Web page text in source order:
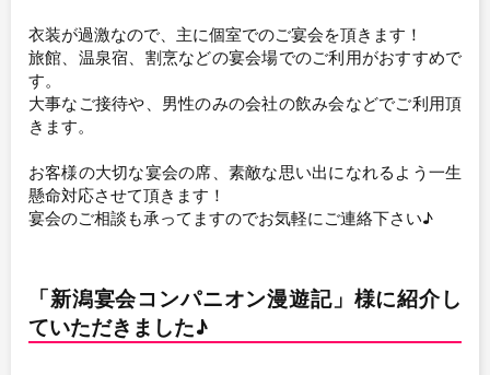
衣装が過激なので、主に個室でのご宴会を頂きます！
旅館、温泉宿、割烹などの宴会場でのご利用がおすすめで
す。
大事なご接待や、男性のみの会社の飲み会などでご利用頂
きます。
お客様の大切な宴会の席、素敵な思い出になれるよう一生
懸命対応させて頂きます！
宴会のご相談も承ってますのでお気軽にご連絡下さい♪
「新潟宴会コンパニオン漫遊記」様に紹介し
ていただきました♪